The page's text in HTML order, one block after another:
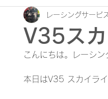
V35スカ
レーシングサービ
こんにちは。レーシ
本日はV35 スカイラ